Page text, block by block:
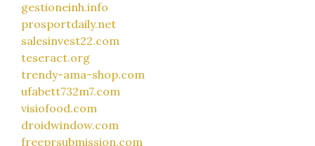
gestioneinh.info
prosportdaily.net
salesinvest22.com
teseract.org
trendy-ama-shop.com
ufabett732m7.com
visiofood.com
droidwindow.com
freeprsubmission.com